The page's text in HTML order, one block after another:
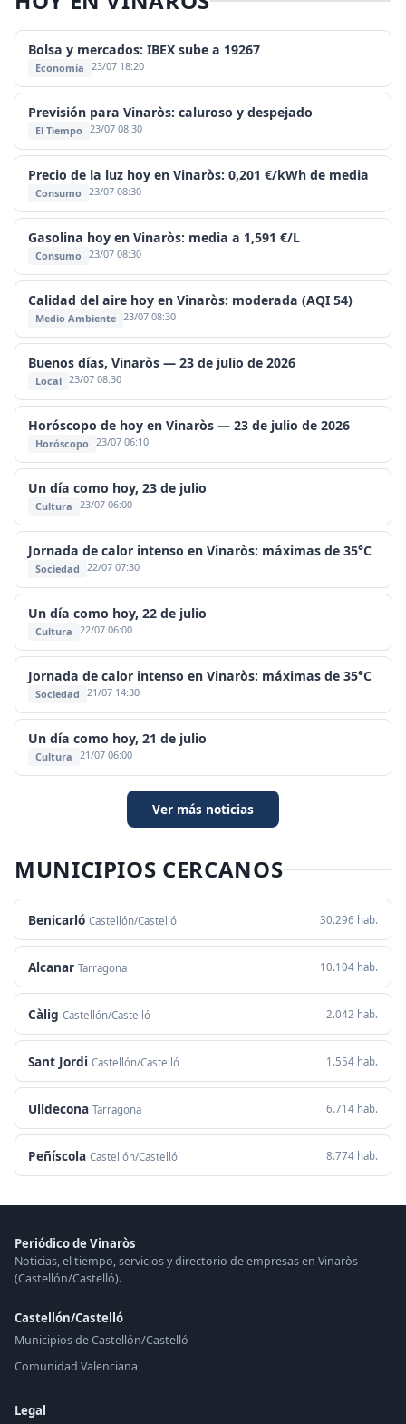
Bolsa y mercados: IBEX sube a 19267
Economía 23/07 18:20
Previsión para Vinaròs: caluroso y despejado
El Tiempo 23/07 08:30
Precio de la luz hoy en Vinaròs: 0,201 €/kWh de media
Consumo 23/07 08:30
Gasolina hoy en Vinaròs: media a 1,591 €/L
Consumo 23/07 08:30
Calidad del aire hoy en Vinaròs: moderada (AQI 54)
Medio Ambiente 23/07 08:30
Buenos días, Vinaròs — 23 de julio de 2026
Local 23/07 08:30
Horóscopo de hoy en Vinaròs — 23 de julio de 2026
Horóscopo 23/07 06:10
Un día como hoy, 23 de julio
Cultura 23/07 06:00
Jornada de calor intenso en Vinaròs: máximas de 35°C
Sociedad 22/07 07:30
Un día como hoy, 22 de julio
Cultura 22/07 06:00
Jornada de calor intenso en Vinaròs: máximas de 35°C
Sociedad 21/07 14:30
Un día como hoy, 21 de julio
Cultura 21/07 06:00
Ver más noticias
MUNICIPIOS CERCANOS
Benicarló Castellón/Castelló 30.296 hab.
Alcanar Tarragona 10.104 hab.
Càlig Castellón/Castelló 2.042 hab.
Sant Jordi Castellón/Castelló 1.554 hab.
Ulldecona Tarragona 6.714 hab.
Peñíscola Castellón/Castelló 8.774 hab.
Periódico de Vinaròs
Noticias, el tiempo, servicios y directorio de empresas en Vinaròs
(Castellón/Castelló).
Castellón/Castelló
Municipios de Castellón/Castelló
Comunidad Valenciana
Legal